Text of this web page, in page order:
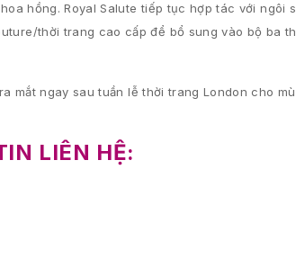
hồng. Royal Salute tiếp tục hợp tác với ngôi
thời trang cao cấp để bổ sung vào bộ ba
mắt ngay sau tuần lễ thời trang London cho
LIÊN HỆ: